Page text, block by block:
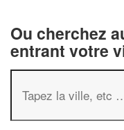
Ou cherchez
entrant votre